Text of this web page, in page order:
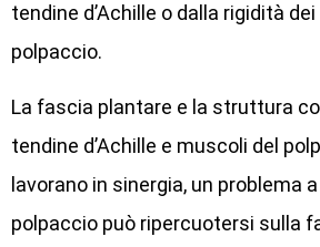
tendine d’Achille o dalla rigidità
polpaccio.
La fascia plantare e la struttura
tendine d’Achille e muscoli del
lavorano in sinergia, un problema
polpaccio può ripercuotersi sulla